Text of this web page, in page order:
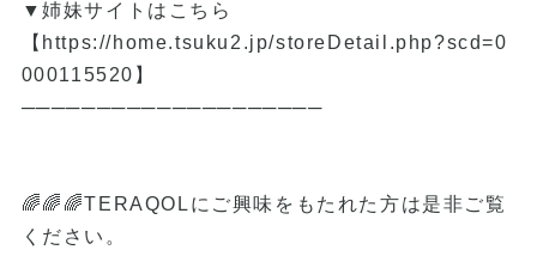
▼姉妹サイトはこちら
【 https://home.tsuku2.jp/storeDetail.php?scd=0
000115520 】
────────────────────
🌈🌈🌈TERAQOLにご興味をもたれた方は是非ご覧
ください。